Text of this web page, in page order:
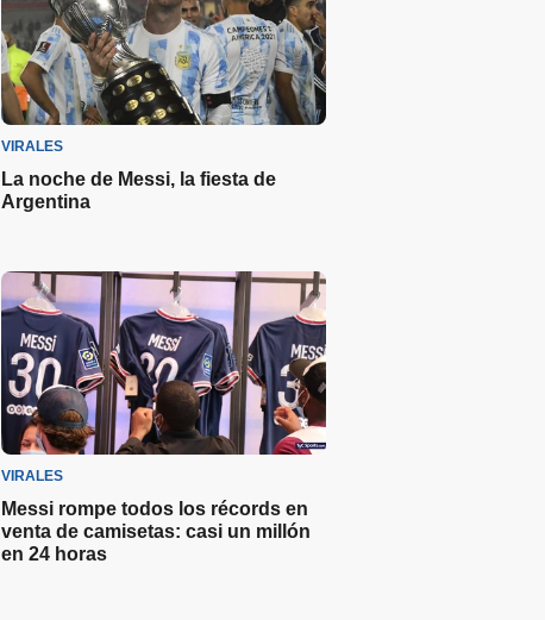
VIRALES
La noche de Messi, la fiesta de
Argentina
VIRALES
Messi rompe todos los récords en
venta de camisetas: casi un millón
en 24 horas